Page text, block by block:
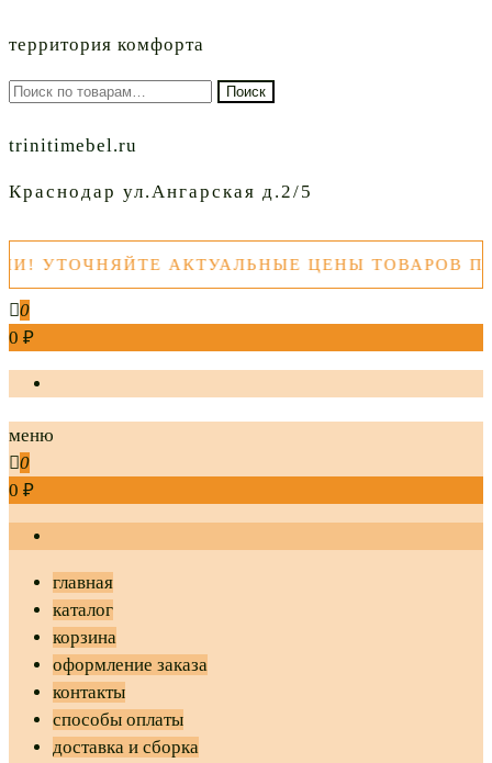
территория комфорта
Искать: Поиск
trinitimebel.ru
Краснодар ул.Ангарская д.2/5
АКТУАЛЬНЫЕ ЦЕНЫ ТОВАРОВ ПЕРЕД
0
0 ₽
меню
0
0 ₽
главная
каталог
корзина
оформление заказа
контакты
способы оплаты
доставка и сборка